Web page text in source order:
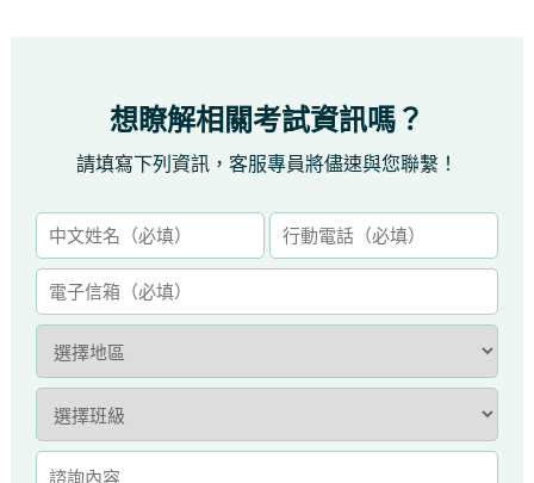
想瞭解相關考試資訊嗎？
請填寫下列資訊，客服專員將儘速與您聯繫！